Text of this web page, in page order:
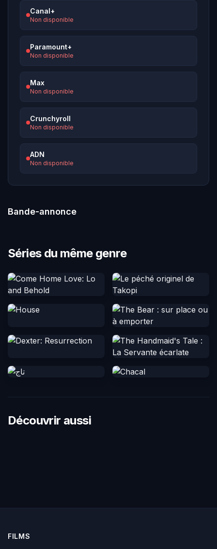
Canal+
Non disponible
Paramount+
Non disponible
Max
Non disponible
Crunchyroll
Non disponible
ADN
Non disponible
Bande-annonce
Séries du même genre
Découvrir aussi
FILMS